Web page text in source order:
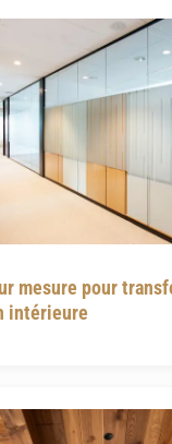
mesure pour
intérieure